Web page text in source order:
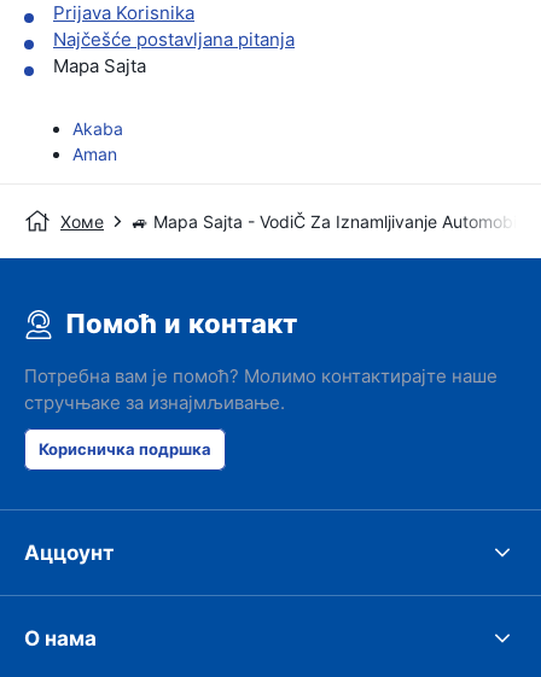
Prijava Korisnika
Najčešće postavljana pitanja
Mapa Sajta
Akaba
Aman
Хоме 🚙 Mapa Sajta - VodiČ Za Iznamljivanje Automobila
Помоћ и контакт
Потребна вам је помоћ? Молимо контактирајте наше
стручњаке за изнајмљивање.
Корисничка подршка
Аццоунт
О нама